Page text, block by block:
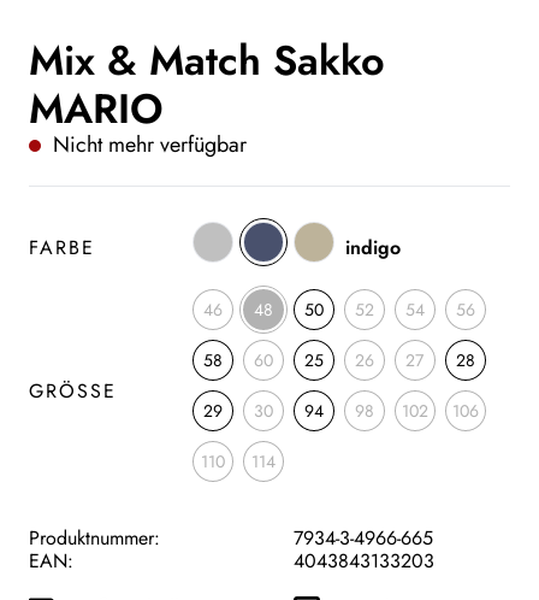
Mix & Match Sakko
MARIO
Nicht mehr verfügbar
FARBE indigo
GRÖSSE
46 48 50 52 54 56
58 60 25 26 27 28
29 30 94 98 102 106
110 114
Produktnummer:
7934-3-4966-665
EAN:
4043843133203